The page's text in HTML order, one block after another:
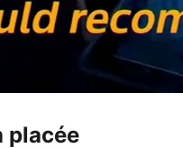
placée